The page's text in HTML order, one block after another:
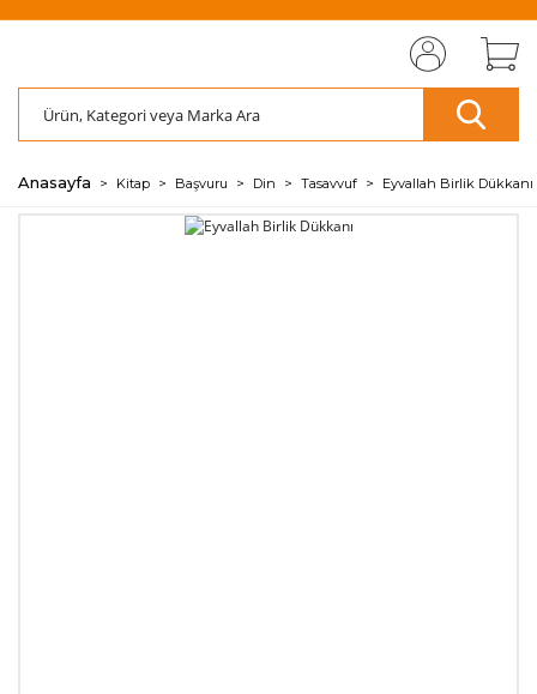
AZ
💰
KARGO
AZ
ÖDE
💰
Anasayfa Kitap Başvuru Din Tasavvuf Eyvallah Birlik Dükkanı